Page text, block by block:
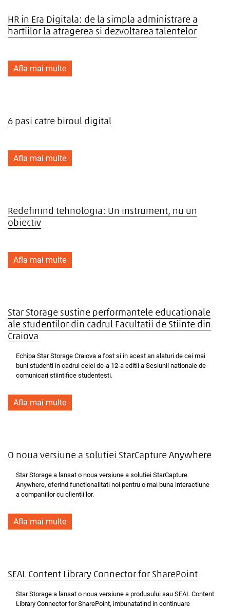
HR in Era Digitala: de la simpla administrare a
hartiilor la atragerea si dezvoltarea talentelor
Afla mai multe
6 pasi catre biroul digital
Afla mai multe
Redefinind tehnologia: Un instrument, nu un
obiectiv
Afla mai multe
Star Storage sustine performantele educationale
ale studentilor din cadrul Facultatii de Stiinte din
Craiova
Echipa Star Storage Craiova a fost si in acest an alaturi de cei mai
buni studenti in cadrul celei de-a 12-a editii a Sesiunii nationale de
comunicari stiintifice studentesti.
Afla mai multe
O noua versiune a solutiei StarCapture Anywhere
Star Storage a lansat o noua versiune a solutiei StarCapture
Anywhere, oferind functionalitati noi pentru o mai buna interactiune
a companiilor cu clientii lor.
Afla mai multe
SEAL Content Library Connector for SharePoint
Star Storage a lansat o noua versiune a produsului sau SEAL Content
Library Connector for SharePoint, imbunatatind in continuare